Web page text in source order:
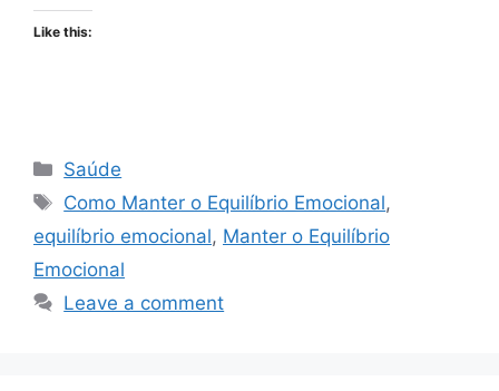
Like this:
Categories
Saúde
Tags
Como Manter o Equilíbrio Emocional,
equilíbrio emocional, Manter o Equilíbrio
Emocional
Leave a comment